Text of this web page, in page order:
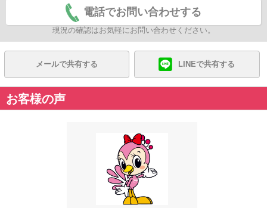
電話でお問い合わせする
現況の確認はお気軽にお問い合わせください。
メールで共有する LINEで共有する
お客様の声